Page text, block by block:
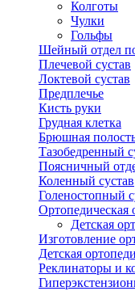
Колготы
Чулки
Гольфы
Шейный отдел
Плечевой сустав
Локтевой сустав
Предплечье
Кисть руки
Грудная клетка
Брюшная
Тазобедренный
Поясничный
Коленный сустав
Голеностопный
Ортопедическая
Детская
Изготовление
Детская
Реклинаторы и